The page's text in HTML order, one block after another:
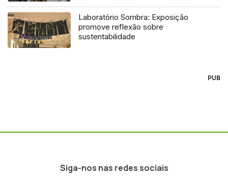
Laboratório Sombra: Exposição
promove reflexão sobre
sustentabilidade
PUB
Siga-nos nas redes sociais